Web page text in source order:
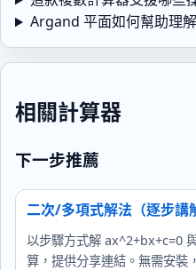
Argand 平面如何幫助理
相關計算器
下一步推薦
二次/多項式解法（逐步講
以步驟方式解 ax^2+bx+c=0
算，提供分享連結。無需安裝